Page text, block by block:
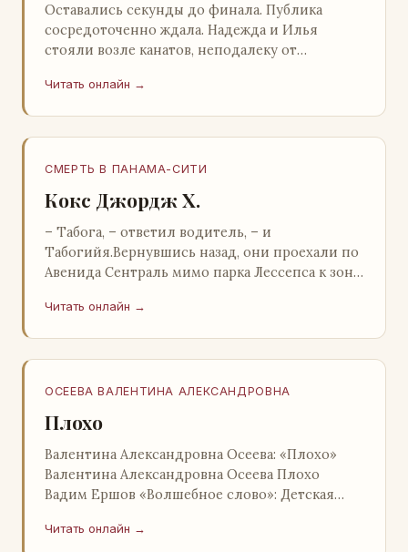
Оставались секунды до финала. Публика
сосредоточенно ждала. Надежда и Илья
стояли возле канатов, неподалеку от
прочей публики, …
Читать онлайн →
СМЕРТЬ В ПАНАМА-СИТИ
Кокс Джордж Х.
– Табога, – ответил водитель, – и
Табогийя.Вернувшись назад, они проехали по
Авенида Сентраль мимо парка Лессепса к зоне
отель…
Читать онлайн →
ОСЕЕВА ВАЛЕНТИНА АЛЕКСАНДРОВНА
Плохо
Валентина Александровна Осеева: «Плохо»
Валентина Александровна Осеева Плохо
Вадим Ершов «Волшебное слово»: Детская
Александровна ОСЕЕВ…
Читать онлайн →